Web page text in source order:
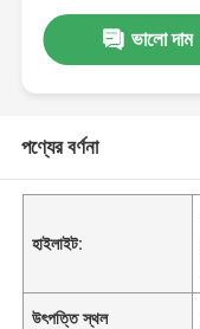
ভালো দাম
পণ্যের বর্ণনা
হাইলাইট:
উৎপত্তি স্থল